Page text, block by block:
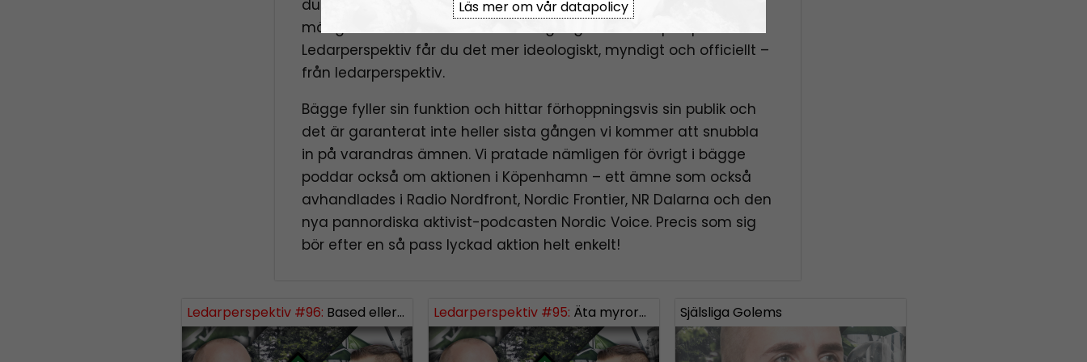
du ämnet levererat känslomässigt, kombinerat med en stor
mängd humor och ironi och ur ett gäng aktivisters perspektiv. I
Ledarperspektiv får du det mer ideologiskt, myndigt och officiellt –
från ledarperspektiv.
Bägge fyller sin funktion och hittar förhoppningsvis sin publik och
det är garanterat inte heller sista gången vi kommer att snubbla
in på varandras ämnen. Vi pratade nämligen för övrigt i bägge
poddar också om aktionen i Köpenhamn – ett ämne som också
avhandlades i Radio Nordfront, Nordic Frontier, NR Dalarna och den
nya pannordiska aktivist-podcasten Nordic Voice. Precis som sig
bör efter en så pass lyckad aktion helt enkelt!
Ledarperspektiv #96: Based eller woke? Cancel-kultur, vänsterextremister och lite terror Ledarperspektiv #95: Äta myror?! Livsmedel – inflation och produktion Själsliga Golems
Läs mer om vår datapolicy